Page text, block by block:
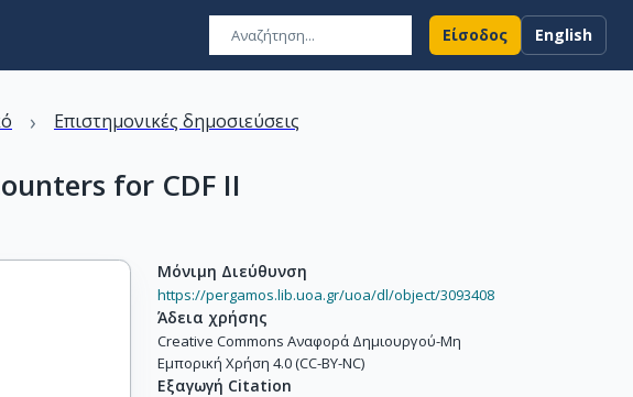
Είσοδος English
› Επιστημονικές δημοσιεύσεις
for CDF II
Μόνιμη Διεύθυνση
https://pergamos.lib.uoa.gr/uoa/dl/object/3093408
Άδεια χρήσης
Creative Commons Αναφορά Δημιουργού-Μη
Εμπορική Χρήση 4.0 (CC-BY-NC)
Εξαγωγή Citation